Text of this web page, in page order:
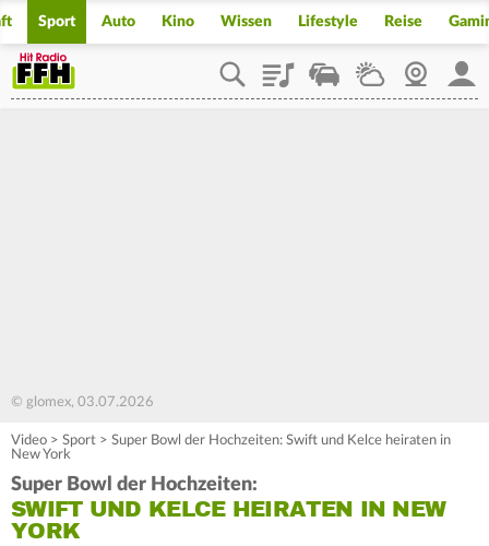
Sport Auto Kino Wissen Lifestyle Reise
PlaylistStaupilotWetterWebcam
© glomex, 03.07.2026
Video > Sport > Super Bowl der Hochzeiten: Swift und Kelce heiraten in
New York
Super Bowl der Hochzeiten:
SWIFT UND KELCE HEIRATEN IN NEW
YORK